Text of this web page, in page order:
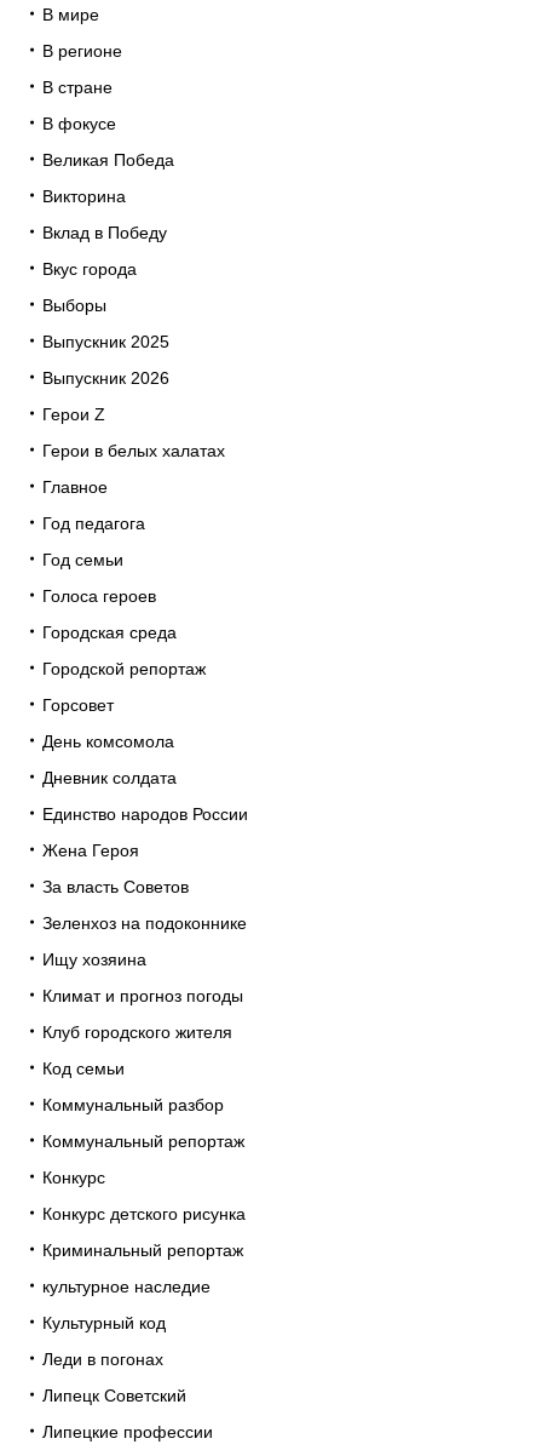
В мире
В регионе
В стране
В фокусе
Великая Победа
Викторина
Вклад в Победу
Вкус города
Выборы
Выпускник 2025
Выпускник 2026
Герои Z
Герои в белых халатах
Главное
Год педагога
Год семьи
Голоса героев
Городская среда
Городской репортаж
Горсовет
День комсомола
Дневник солдата
Единство народов России
Жена Героя
За власть Советов
Зеленхоз на подоконнике
Ищу хозяина
Климат и прогноз погоды
Клуб городского жителя
Код семьи
Коммунальный разбор
Коммунальный репортаж
Конкурс
Конкурс детского рисунка
Криминальный репортаж
культурное наследие
Культурный код
Леди в погонах
Липецк Советский
Липецкие профессии